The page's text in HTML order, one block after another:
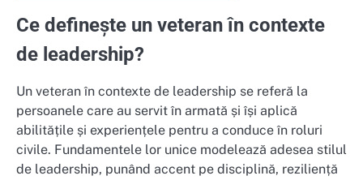
Ce definește un veteran în contexte
de leadership?
Un veteran în contexte de leadership se referă la
persoanele care au servit în armată și își aplică
abilitățile și experiențele pentru a conduce în roluri
civile. Fundamentele lor unice modelează adesea stilul
de leadership, punând accent pe disciplină, reziliență